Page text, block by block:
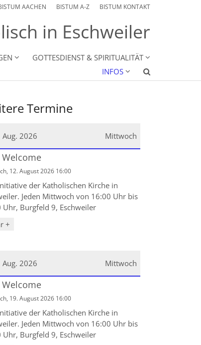
AACHEN BISTUM A-Z BISTUM KONTAKT
in Eschweiler
GOTTESDIENST & SPIRITUALITÄT
INFOS
Termine
Mittwoch
Aug. 2026
12. August 2026
Welcome
12. August 2026 16:00
der Katholischen Kirche in
Jeden Mittwoch von 16:00 Uhr bis
Uhr, Burgfeld 9, Eschweiler
+
Mittwoch
Aug. 2026
19. August 2026
Welcome
19. August 2026 16:00
der Katholischen Kirche in
Jeden Mittwoch von 16:00 Uhr bis
Uhr, Burgfeld 9, Eschweiler